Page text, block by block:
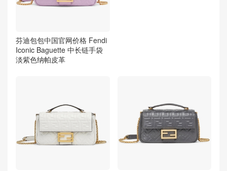
芬迪包包中国官网价格 Fendi
Iconic Baguette 中长链手袋
淡紫色纳帕皮革